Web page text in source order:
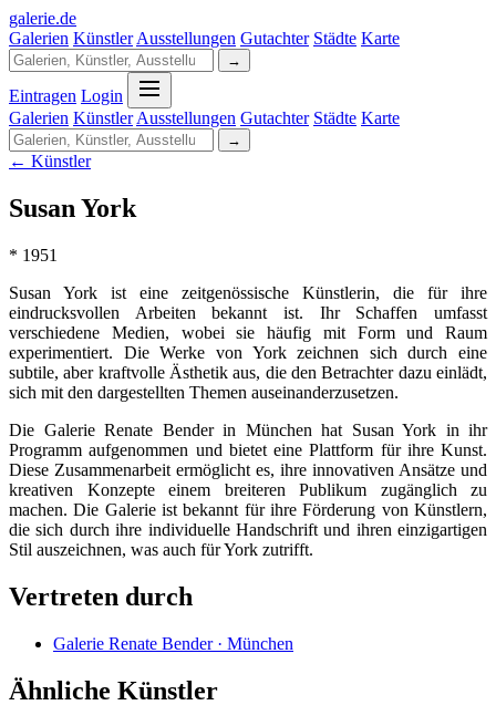
galerie.de
Galerien Künstler Ausstellungen Gutachter Städte Karte
→
Eintragen Login
Galerien Künstler Ausstellungen Gutachter Städte Karte
→
← Künstler
Susan York
* 1951
Susan York ist eine zeitgenössische Künstlerin, die für ihre
eindrucksvollen Arbeiten bekannt ist. Ihr Schaffen umfasst
verschiedene Medien, wobei sie häufig mit Form und Raum
experimentiert. Die Werke von York zeichnen sich durch eine
subtile, aber kraftvolle Ästhetik aus, die den Betrachter dazu einlädt,
sich mit den dargestellten Themen auseinanderzusetzen.
Die Galerie Renate Bender in München hat Susan York in ihr
Programm aufgenommen und bietet eine Plattform für ihre Kunst.
Diese Zusammenarbeit ermöglicht es, ihre innovativen Ansätze und
kreativen Konzepte einem breiteren Publikum zugänglich zu
machen. Die Galerie ist bekannt für ihre Förderung von Künstlern,
die sich durch ihre individuelle Handschrift und ihren einzigartigen
Stil auszeichnen, was auch für York zutrifft.
Vertreten durch
Galerie Renate Bender · München
Ähnliche Künstler